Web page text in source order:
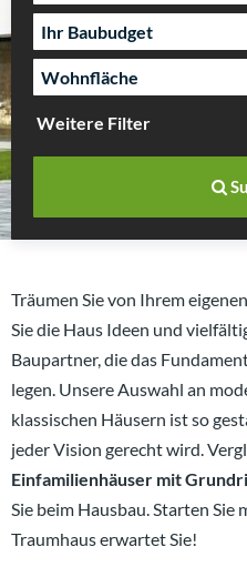
Weitere Filter
Träumen Sie von Ihrem
Sie die Haus Ideen und
Baupartner, die das
legen. Unsere Auswahl an
klassischen Häusern ist so
jeder Vision gerecht wird.
Einfamilienhäuser mit
Sie beim Hausbau. Starten
Traumhaus erwartet Sie!